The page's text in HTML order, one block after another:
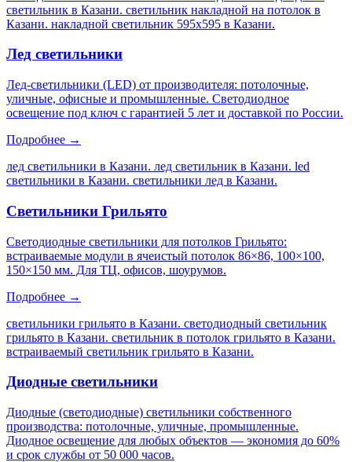
светильник в Казани. светильник накладной на потолок в
Казани. накладной светильник 595х595 в Казани.
Лед светильники
Лед-светильники (LED) от производителя: потолочные,
уличные, офисные и промышленные. Светодиодное
освещение под ключ с гарантией 5 лет и доставкой по России.
Подробнее →
лед светильники в Казани. лед светильник в Казани. led
светильники в Казани. светильники лед в Казани.
Светильники Грильято
Светодиодные светильники для потолков Грильято:
встраиваемые модули в ячеистый потолок 86×86, 100×100,
150×150 мм. Для ТЦ, офисов, шоурумов.
Подробнее →
светильники грильято в Казани. светодиодный светильник
грильято в Казани. светильник в потолок грильято в Казани.
встраиваемый светильник грильято в Казани.
Диодные светильники
Диодные (светодиодные) светильники собственного
производства: потолочные, уличные, промышленные.
Диодное освещение для любых объектов — экономия до 60%
и срок службы от 50 000 часов.